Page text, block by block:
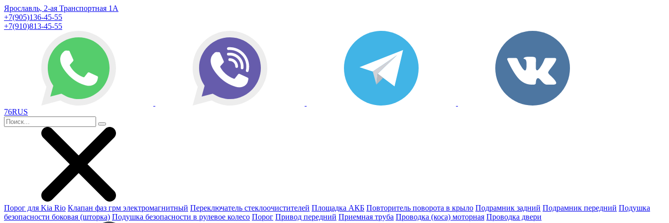
Ярославль, 2-ая Транспортная 1А
+7(905)136-45-55
+7(910)813-45-55
76RUS
Порог для Kia Rio Клапан фаз грм электромагнитный Переключатель стеклоочистителей Площадка АКБ Повторитель поворота в крыло Подрамник задний Подрамник передний Подушка
безопасности боковая (шторка) Подушка безопасности в рулевое колесо Порог Привод передний Приемная труба Проводка (коса) моторная Проводка двери